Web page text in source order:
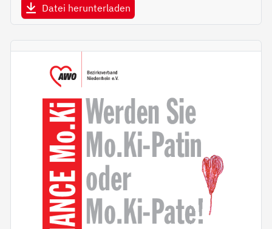
Datei herunterladen